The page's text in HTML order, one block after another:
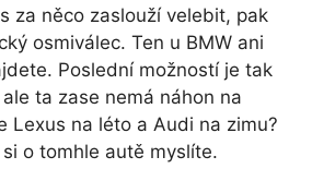
za něco zaslouží velebit, pak
osmiválec. Ten u BMW ani
Poslední možností je tak
ale ta zase nemá náhon na
Lexus na léto a Audi na zimu?
o tomhle autě myslíte.